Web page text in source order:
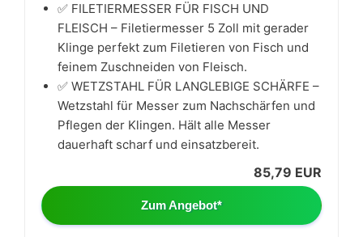
✅ FILETIERMESSER FÜR FISCH UND
FLEISCH – Filetiermesser 5 Zoll mit gerader
Klinge perfekt zum Filetieren von Fisch und
feinem Zuschneiden von Fleisch.
✅ WETZSTAHL FÜR LANGLEBIGE SCHÄRFE –
Wetzstahl für Messer zum Nachschärfen und
Pflegen der Klingen. Hält alle Messer
dauerhaft scharf und einsatzbereit.
85,79 EUR
Zum Angebot*